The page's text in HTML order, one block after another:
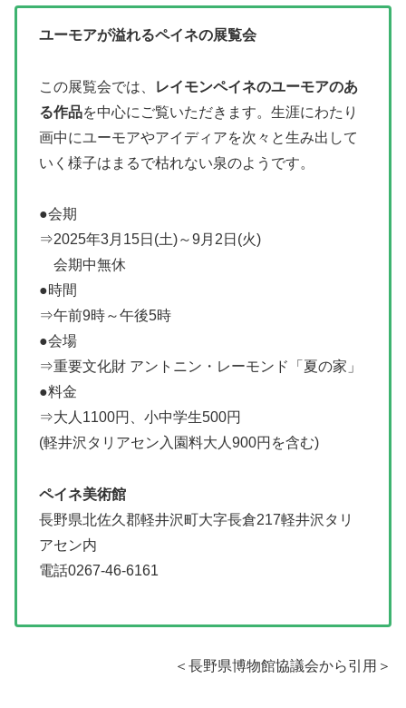
ユーモアが溢れるペイネの展覧会
この展覧会では、
レイモンペイネのユーモアのあ
る作品を中心にご覧いただきます。生涯にわたり
画中にユーモアやアイディアを次々と生み出して
いく様子はまるで枯れない泉のようです。
●会期
⇒2025年3月15日(土)～9月2日(火)
会期中無休
●時間
⇒午前9時～午後5時
●会場
⇒重要文化財 アントニン・レーモンド「夏の家」
●料金
⇒大人1100円、小中学生500円
(軽井沢タリアセン入園料大人900円を含む)
ペイネ美術館
長野県北佐久郡軽井沢町大字長倉217軽井沢タリ
アセン内
電話0267-46-6161
＜長野県博物館協議会から引用＞